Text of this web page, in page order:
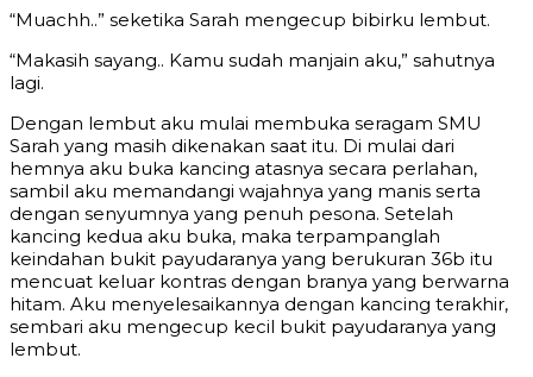
“Muachh..” seketika Sarah mengecup bibirku lembut.
“Makasih sayang.. Kamu sudah manjain aku,” sahutnya
lagi.
Dengan lembut aku mulai membuka seragam SMU
Sarah yang masih dikenakan saat itu. Di mulai dari
hemnya aku buka kancing atasnya secara perlahan,
sambil aku memandangi wajahnya yang manis serta
dengan senyumnya yang penuh pesona. Setelah
kancing kedua aku buka, maka terpampanglah
keindahan bukit payudaranya yang berukuran 36b itu
mencuat keluar kontras dengan branya yang berwarna
hitam. Aku menyelesaikannya dengan kancing terakhir,
sembari aku mengecup kecil bukit payudaranya yang
lembut.